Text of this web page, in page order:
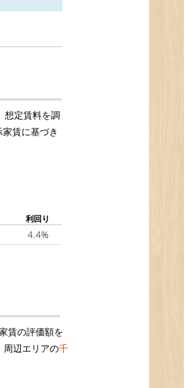
想定賃料を調
賃に基づき
利回り
4.4%
賃の評価額を
周辺エリアの千